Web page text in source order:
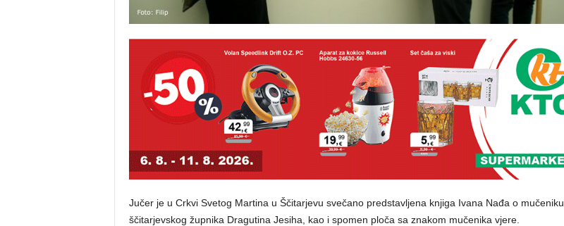
Jučer je u Crkvi Svetog Martina u Ščitarjevu svečano predstavljena knjiga Ivana Nađa o mučeniku
ščitarjevskog župnika Dragutina Jesiha, kao i spomen ploča sa znakom mučenika vjere.